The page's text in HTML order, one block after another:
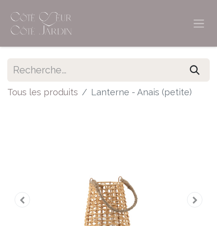
Tous les produits Lanterne - Anais (petite)